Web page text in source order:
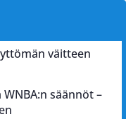
väitteen
säännöt –